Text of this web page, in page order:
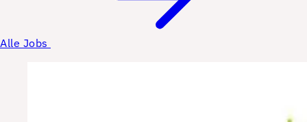
Alle Jobs